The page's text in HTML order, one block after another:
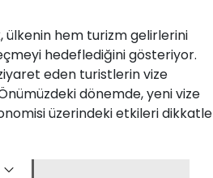
ülkenin hem turizm gelirlerini
hedeflediğini gösteriyor.
eden turistlerin vize
dönemde, yeni vize
üzerindeki etkileri dikkatle